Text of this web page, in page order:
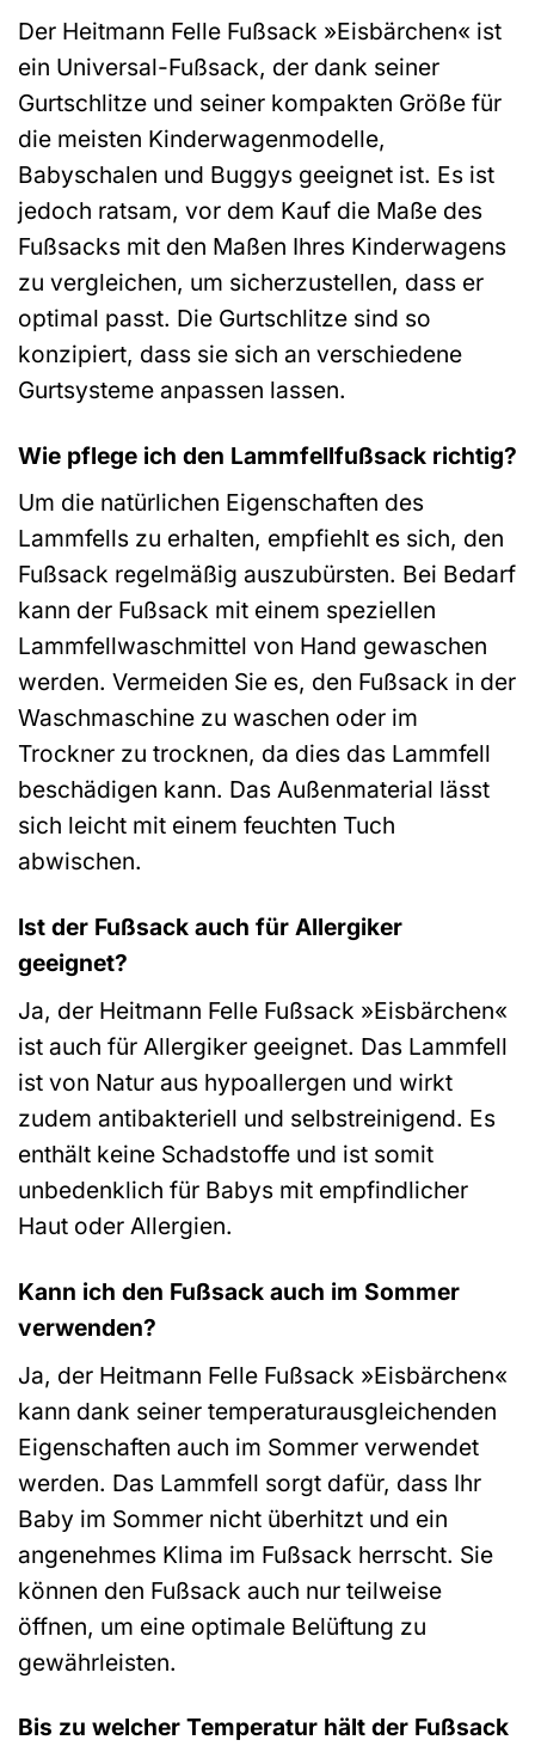
Der Heitmann Felle Fußsack »Eisbärchen« ist
ein Universal-Fußsack, der dank seiner
Gurtschlitze und seiner kompakten Größe für
die meisten Kinderwagenmodelle,
Babyschalen und Buggys geeignet ist. Es ist
jedoch ratsam, vor dem Kauf die Maße des
Fußsacks mit den Maßen Ihres Kinderwagens
zu vergleichen, um sicherzustellen, dass er
optimal passt. Die Gurtschlitze sind so
konzipiert, dass sie sich an verschiedene
Gurtsysteme anpassen lassen.
Wie pflege ich den Lammfellfußsack richtig?
Um die natürlichen Eigenschaften des
Lammfells zu erhalten, empfiehlt es sich, den
Fußsack regelmäßig auszubürsten. Bei Bedarf
kann der Fußsack mit einem speziellen
Lammfellwaschmittel von Hand gewaschen
werden. Vermeiden Sie es, den Fußsack in der
Waschmaschine zu waschen oder im
Trockner zu trocknen, da dies das Lammfell
beschädigen kann. Das Außenmaterial lässt
sich leicht mit einem feuchten Tuch
abwischen.
Ist der Fußsack auch für Allergiker
geeignet?
Ja, der Heitmann Felle Fußsack »Eisbärchen«
ist auch für Allergiker geeignet. Das Lammfell
ist von Natur aus hypoallergen und wirkt
zudem antibakteriell und selbstreinigend. Es
enthält keine Schadstoffe und ist somit
unbedenklich für Babys mit empfindlicher
Haut oder Allergien.
Kann ich den Fußsack auch im Sommer
verwenden?
Ja, der Heitmann Felle Fußsack »Eisbärchen«
kann dank seiner temperaturausgleichenden
Eigenschaften auch im Sommer verwendet
werden. Das Lammfell sorgt dafür, dass Ihr
Baby im Sommer nicht überhitzt und ein
angenehmes Klima im Fußsack herrscht. Sie
können den Fußsack auch nur teilweise
öffnen, um eine optimale Belüftung zu
gewährleisten.
Bis zu welcher Temperatur hält der Fußsack